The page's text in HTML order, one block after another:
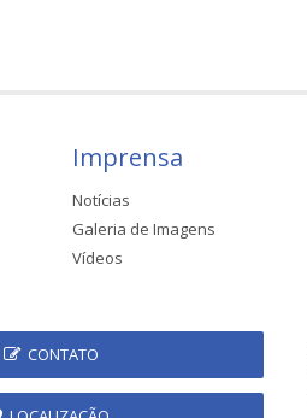
Imprensa
Notícias
Galeria de Imagens
Vídeos
CONTATO